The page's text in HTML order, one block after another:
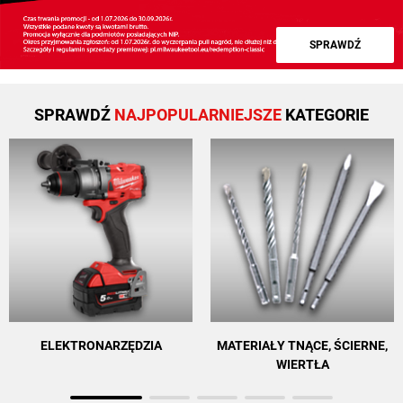
SPRAWDŹ
SPRAWDŹ NAJPOPULARNIEJSZE KATEGORIE
ELEKTRONARZĘDZIA
MATERIAŁY TNĄCE, ŚCIERNE,
WIERTŁA